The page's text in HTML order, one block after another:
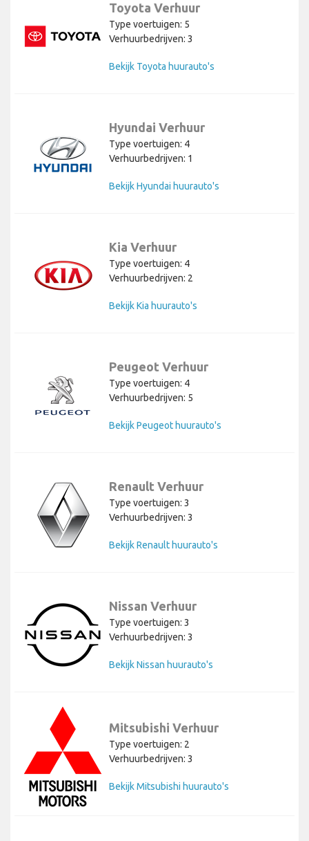
Toyota Verhuur
Type voertuigen: 5
Verhuurbedrijven: 3
Bekijk Toyota huurauto's
Hyundai Verhuur
Type voertuigen: 4
Verhuurbedrijven: 1
Bekijk Hyundai huurauto's
Kia Verhuur
Type voertuigen: 4
Verhuurbedrijven: 2
Bekijk Kia huurauto's
Peugeot Verhuur
Type voertuigen: 4
Verhuurbedrijven: 5
Bekijk Peugeot huurauto's
Renault Verhuur
Type voertuigen: 3
Verhuurbedrijven: 3
Bekijk Renault huurauto's
Nissan Verhuur
Type voertuigen: 3
Verhuurbedrijven: 3
Bekijk Nissan huurauto's
Mitsubishi Verhuur
Type voertuigen: 2
Verhuurbedrijven: 3
Bekijk Mitsubishi huurauto's